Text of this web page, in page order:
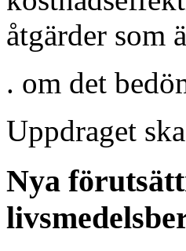
åtgärder som
. om det
Uppdraget
Nya